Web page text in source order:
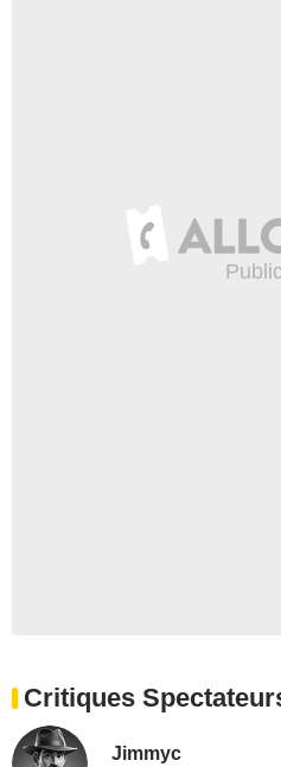
Critiques
Jimmyc